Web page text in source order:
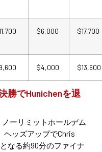
$6,000 $17,700
$4,000 $13,600
勝でHunichenを退
ーリミットホールデム
ヘッズアップでChris
なる約90分のファイナ